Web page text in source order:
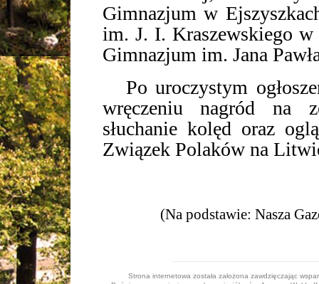
Gimnazjum w
im. J. I. Kraszewskiego
Gimnazjum im. Jana
Po uroczystym
wręczeniu nagród na
słuchanie kolęd oraz
Związek Polaków na
(Na podstawie: Nasza
Strona internetowa została założona zawdzięczając